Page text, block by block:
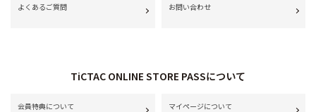
よくあるご質問 お問い合わせ
TiCTAC ONLINE STORE PASSについて
会員特典について マイページについて